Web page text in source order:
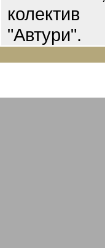
колектив
"Автури".